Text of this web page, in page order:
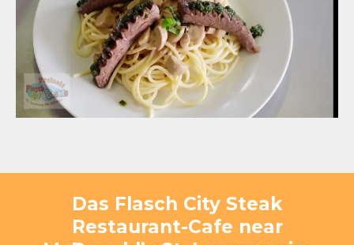
Das Flasch City Steak
Restaurant-Cafe near